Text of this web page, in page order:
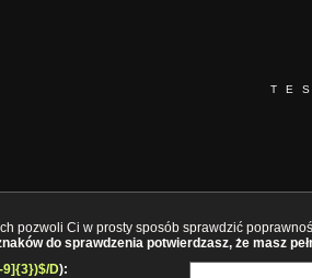
pozwoli Ci w prosty sposób sprawdzić
do sprawdzenia potwierdzasz, że masz
D):